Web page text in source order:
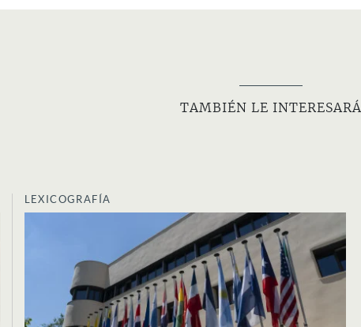
TAMBIÉN LE INTERESARÁ
LEXICOGRAFÍA